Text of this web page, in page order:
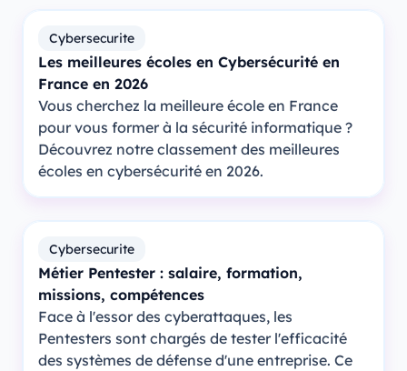
Cybersecurite
Les meilleures écoles en Cybersécurité en
France en 2026
Vous cherchez la meilleure école en France
pour vous former à la sécurité informatique ?
Découvrez notre classement des meilleures
écoles en cybersécurité en 2026.
Cybersecurite
Métier Pentester : salaire, formation,
missions, compétences
Face à l'essor des cyberattaques, les
Pentesters sont chargés de tester l'efficacité
des systèmes de défense d'une entreprise. Ce